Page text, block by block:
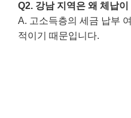
Q2. 강남 지역은 왜 체납
A. 고소득층의 세금 납부
적이기 때문입니다.